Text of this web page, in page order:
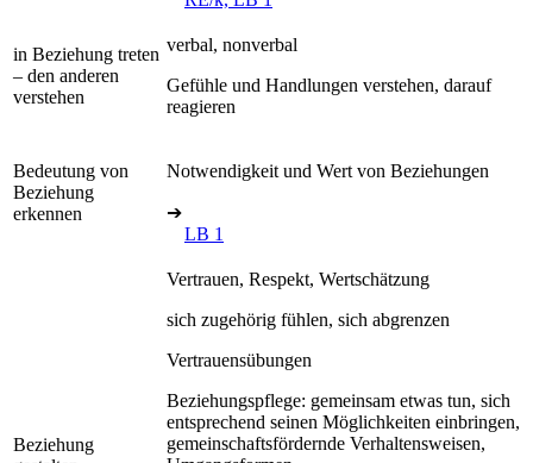
in Beziehung treten
– den anderen
verstehen
verbal, nonverbal
Gefühle und Handlungen verstehen, darauf
reagieren
Bedeutung von
Beziehung
erkennen
Notwendigkeit und Wert von Beziehungen
➔
LB 1
Beziehung
Vertrauen, Respekt, Wertschätzung
sich zugehörig fühlen, sich abgrenzen
Vertrauensübungen
Beziehungspflege: gemeinsam etwas tun, sich
entsprechend seinen Möglichkeiten einbringen,
gemeinschaftsfördernde Verhaltensweisen,